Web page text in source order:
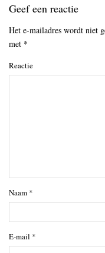
Geef een reactie
Het e-mailadres wordt niet
met *
Reactie
Naam *
E-mail *